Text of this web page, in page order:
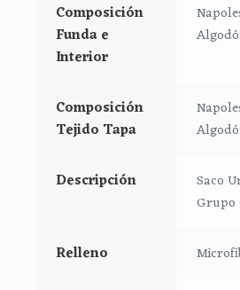
*Ojales de la funda aptos para
*Trasera para grupo cero
*Puedes lavar tu saco a mano o
agua fría, jabones no abrasivos y
Composición
Funda e
Interior
Composición
Tejido Tapa
Descripción
Saco
Grupo
Relleno